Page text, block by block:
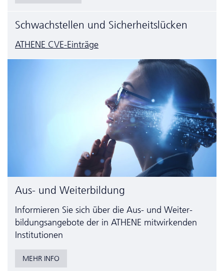
Schwachstellen und Sicherheitslücken
ATHENE CVE-Einträge
Aus- und Weiterbildung
Informieren Sie sich über die Aus- und Weiter­
bildungs­angebote der in ATHENE mitwirkenden
Institutionen
MEHR INFO